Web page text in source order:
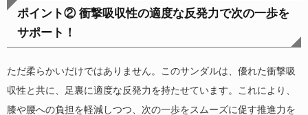
ポイント② 衝撃吸収性の適度な反発力で次の一歩を
サポート！
ただ柔らかいだけではありません。このサンダルは、優れた衝撃吸
収性と共に、足裏に適度な反発力を持たせています。これにより、
膝や腰への負担を軽減しつつ、次の一歩をスムーズに促す推進力を